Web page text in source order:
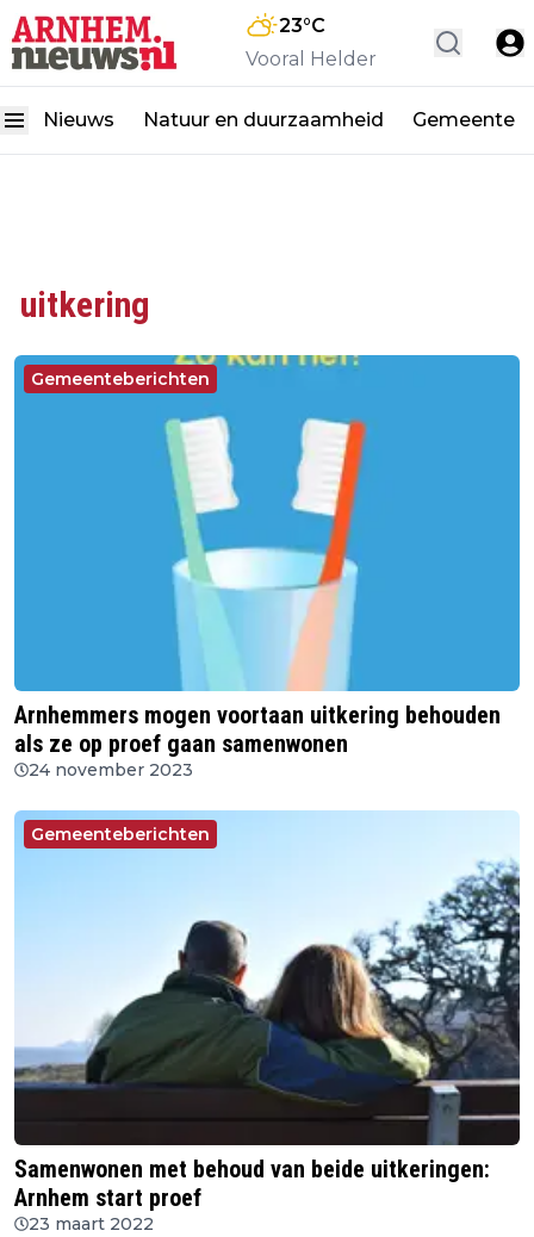
23°C
Vooral Helder
Nieuws Natuur en duurzaamheid Gemeente
uitkering
Gemeenteberichten
Arnhemmers mogen voortaan uitkering behouden
als ze op proef gaan samenwonen
24 november 2023
Gemeenteberichten
Samenwonen met behoud van beide uitkeringen:
Arnhem start proef
23 maart 2022